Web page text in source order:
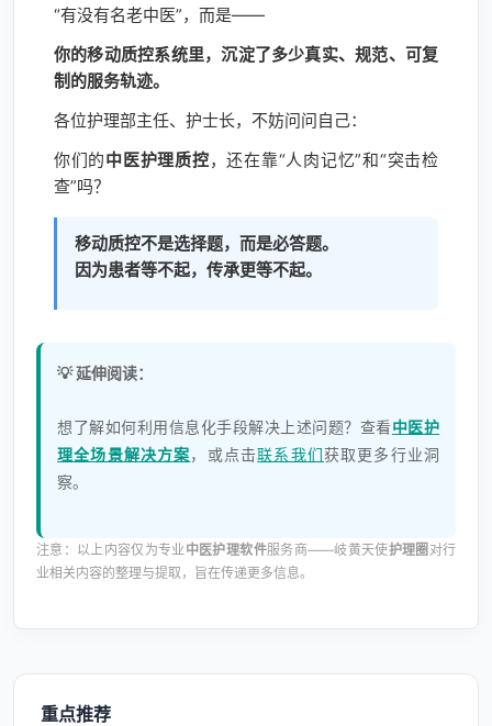
“有没有名老中医”，而是——
你的移动质控系统里，沉淀了多少真实、规范、可复
制的服务轨迹。
各位护理部主任、护士长，不妨问问自己：
你们的中医护理质控，还在靠“人肉记忆”和“突击检
查”吗？
移动质控不是选择题，而是必答题。
因为患者等不起，传承更等不起。
💡 延伸阅读：
想了解如何利用信息化手段解决上述问题？查看中医护
理全场景解决方案，或点击联系我们获取更多行业洞
察。
注意：以上内容仅为专业中医护理软件服务商——岐黄天使护理圈 对行
业相关内容的整理与提取，旨在传递更多信息。
重点推荐